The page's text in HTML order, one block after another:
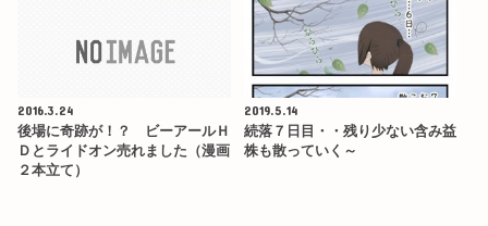
2016.3.24
後場に奇跡が！？ ビーアールＨ
Ｄとライドオン売れました（漫画
２本立て）
2019.5.14
続落７日目・・残り少ない含み益
株も散っていく～